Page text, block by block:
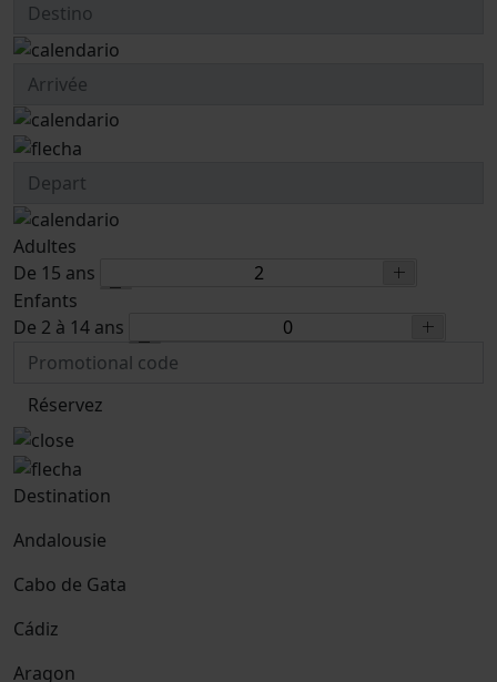
Adultes
De 15 ans
Enfants
De 2 à 14 ans
Réservez
Destination
Andalousie
Cabo de Gata
Cádiz
Aragon